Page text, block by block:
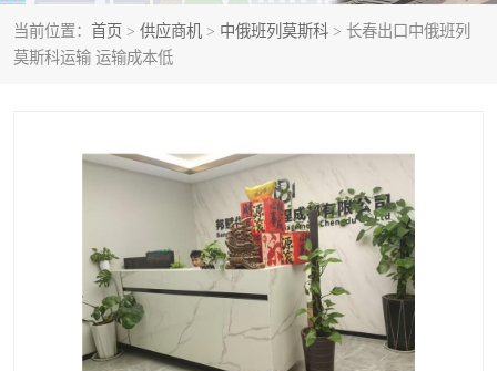
当前位置： 首页 > 供应商机 > 中俄班列莫斯科 > 长春出口中俄班列
莫斯科运输 运输成本低
食品进口物流清关 南美海运
中欧班列进口红酒啤酒
蓉欧班列进口机械设备 马来西亚物流
东南亚铁路 铁路出口拼箱/整柜
中俄班列莫斯科